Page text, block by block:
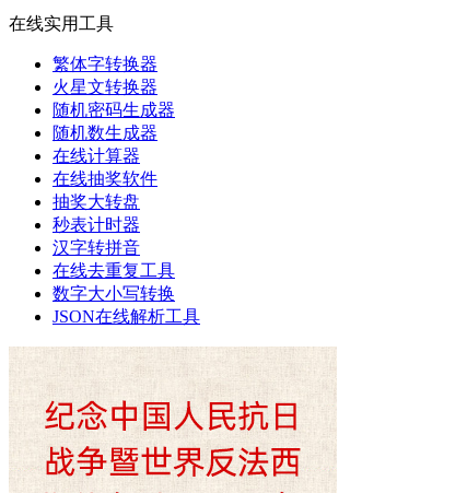
在线实用工具
繁体字转换器
火星文转换器
随机密码生成器
随机数生成器
在线计算器
在线抽奖软件
抽奖大转盘
秒表计时器
汉字转拼音
在线去重复工具
数字大小写转换
JSON在线解析工具